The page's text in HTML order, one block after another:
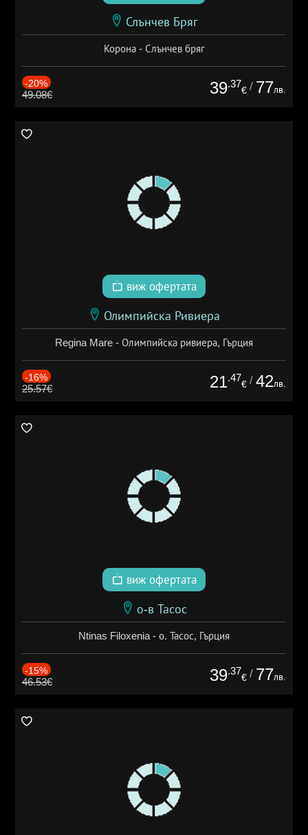
Слънчев Бряг
Корона - Слънчев бряг
-20%
49.08€ 39.37
€ / 77лв.
виж офертата
Олимпийска Ривиера
Regina Mare - Олимпийска ривиера, Гърция
-16%
25.57€ 21.47
€ / 42лв.
виж офертата
о-в Тасос
Ntinas Filoxenia - о. Тасос, Гърция
-15%
46.53€ 39.37
€ / 77лв.